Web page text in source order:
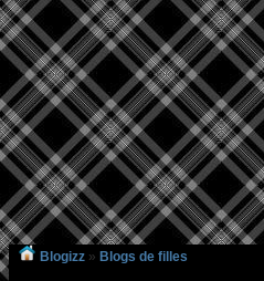
Blogizz » Blogs de filles